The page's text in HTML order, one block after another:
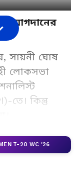
যোগদানের
সায়নী ঘোষ
লোকসভা
তে। কিন্তু
T-20 WC '26